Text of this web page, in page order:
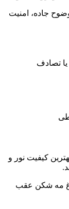
جاده، امنیت
تصادف
کیفیت نور و
مه شکن عقب